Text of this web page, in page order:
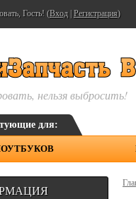
Гость! (Вход Регистрация)
нельзя выбросить!
для: